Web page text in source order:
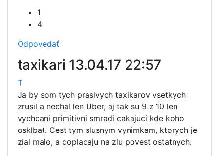
1
4
Odpovedať
taxikari 13.04.17 22:57
T
Ja by som tych prasivych taxikarov vsetkych
zrusil a nechal len Uber, aj tak su 9 z 10 len
vychcani primitivni smradi cakajuci kde koho
osklbat. Cest tym slusnym vynimkam, ktorych je
zial malo, a doplacaju na zlu povest ostatnych.